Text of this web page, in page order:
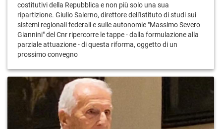
costitutivi della Repubblica e non più solo una sua
ripartizione. Giulio Salerno, direttore dell'Istituto di studi sui
sistemi regionali federali e sulle autonomie "Massimo Severo
Giannini" del Cnr ripercorre le tappe - dalla formulazione alla
parziale attuazione - di questa riforma, oggetto di un
prossimo convegno